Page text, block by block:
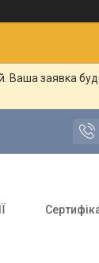
Ваша заявка